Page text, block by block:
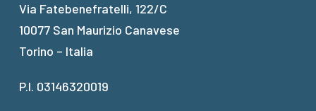
Via Fatebenefratelli, 122/C
10077 San Maurizio Canavese
Torino – Italia
P.I. 03146320019